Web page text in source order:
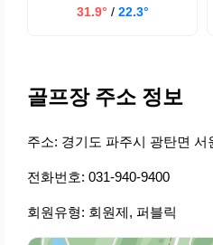
31.9° / 22.3°
골프장 주소 정보
주소: 경기도 파주시 광탄면
전화번호: 031-940-9400
회원유형: 회원제, 퍼블릭